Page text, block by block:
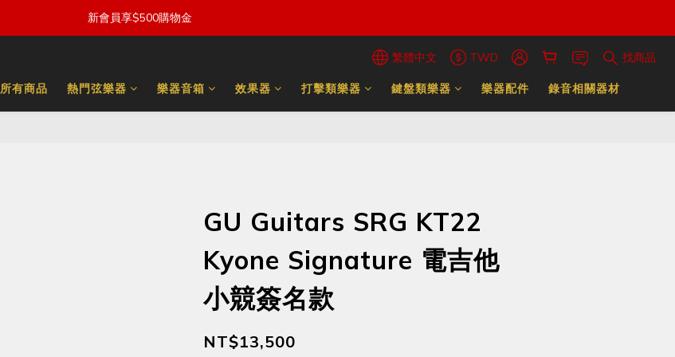
新會員享$500購物金
繁體中文 TWD 找商品
所有商品 熱門弦樂器 樂器音箱 效果器 打擊類樂器 鍵盤類樂器 樂器配件 錄音相關器材
GU Guitars SRG KT22
Kyone Signature 電吉他
小競簽名款
NT$13,500